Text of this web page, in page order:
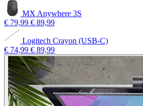
MX Anywhere 3S
€ 79,99 € 89,99
Logitech Crayon (USB-C)
€ 74,99 € 89,99